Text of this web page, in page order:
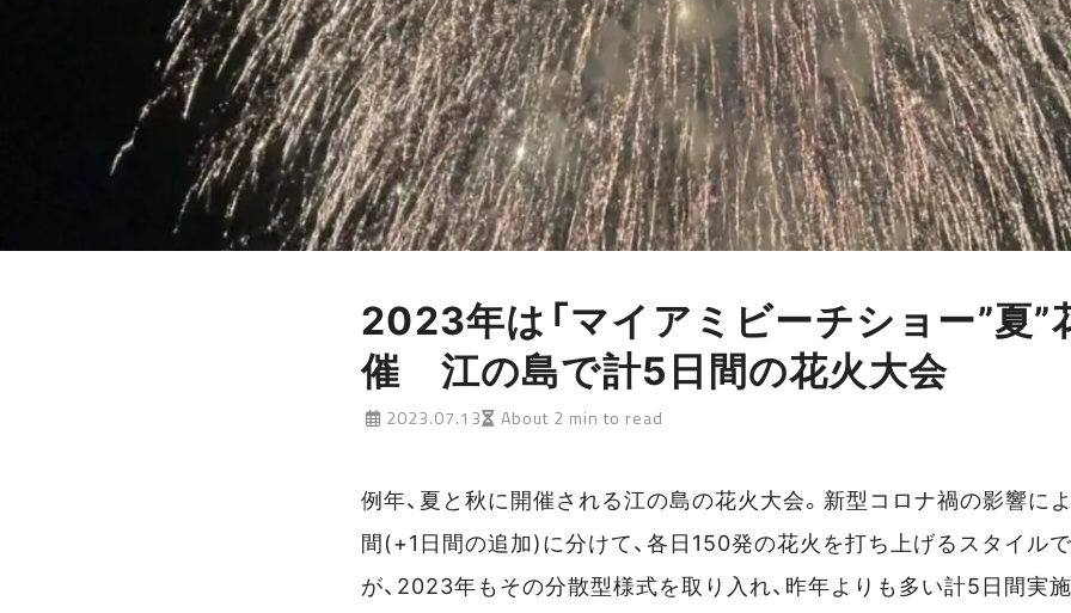
2023年は「マイアミビーチショー”夏”
催 江の島で計5日間の花火大会
2023.07.13 About 2 min to read
例年、夏と秋に開催される江の島の花火大会。新型コロナ禍の影響に
間(+1日間の追加)に分けて、各日150発の花火を打ち上げるスタイル
が、2023年もその分散型様式を取り入れ、昨年よりも多い計5日間実